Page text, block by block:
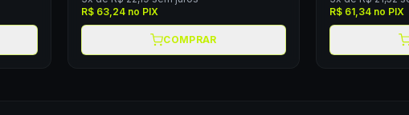
R$ 63,24 no PIX
COMPRAR
R$ 61,34 no PIX